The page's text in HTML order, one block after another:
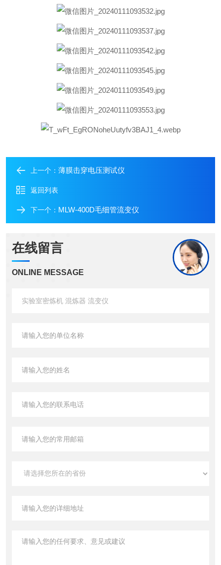
上一个： 薄膜击穿电压测试仪
返回列表
下一个： MLW-400D毛细管流变仪
在线留言
ONLINE MESSAGE